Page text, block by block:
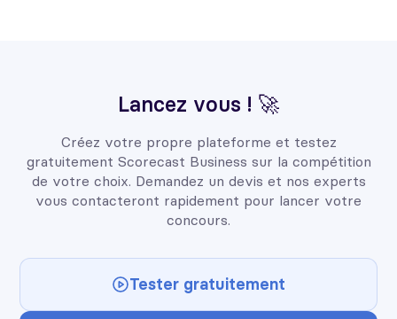
Lancez vous ! 🚀
Créez votre propre plateforme et testez
gratuitement Scorecast Business sur la compétition
de votre choix. Demandez un devis et nos experts
vous contacteront rapidement pour lancer votre
concours.
Tester gratuitement